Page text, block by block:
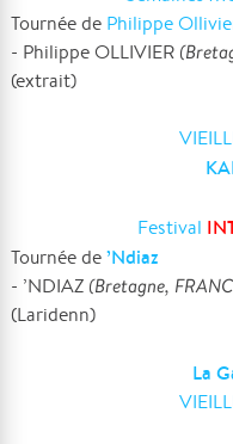
Tournée de Philippe
- Philippe OLLIVIER
(extrait)
Festival
Tournée de’Ndiaz
- ’NDIAZ (Bretagne,
(Laridenn)
La